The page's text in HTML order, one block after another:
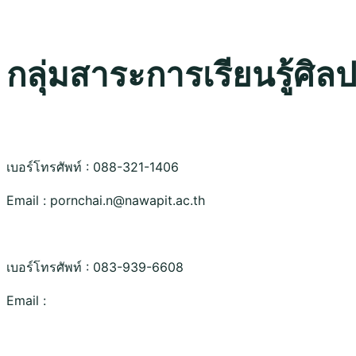
กลุ่มสาระการเรียนรู้ศิล
เบอร์โทรศัพท์ : 088-321-1406
Email : pornchai.n@nawapit.ac.th
เบอร์โทรศัพท์ : 083-939-6608
Email :